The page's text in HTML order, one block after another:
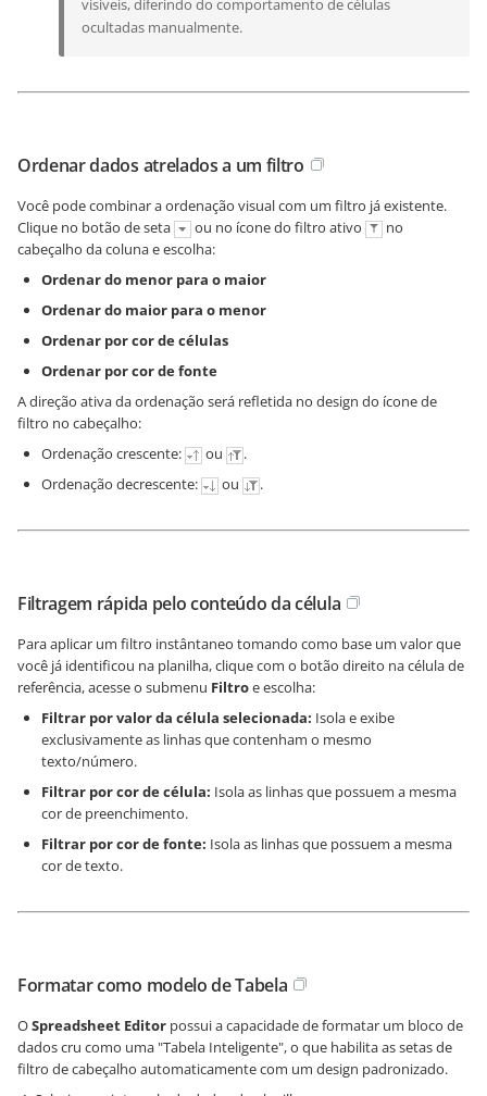
visíveis, diferindo do comportamento de células
ocultadas manualmente.
Ordenar dados atrelados a um filtro
Você pode combinar a ordenação visual com um filtro já existente.
Clique no botão de seta
ou no ícone do filtro ativo
no
cabeçalho da coluna e escolha:
Ordenar do menor para o maior
Ordenar do maior para o menor
Ordenar por cor de células
Ordenar por cor de fonte
A direção ativa da ordenação será refletida no design do ícone de
filtro no cabeçalho:
Ordenação crescente:
ou
.
Ordenação decrescente:
ou .
Filtragem rápida pelo conteúdo da célula
Para aplicar um filtro instântaneo tomando como base um valor que
você já identificou na planilha, clique com o botão direito na célula de
referência, acesse o submenu Filtroe escolha:
Filtrar por valor da célula selecionada: Isola e exibe
exclusivamente as linhas que contenham o mesmo
texto/número.
Filtrar por cor de célula: Isola as linhas que possuem a mesma
cor de preenchimento.
Filtrar por cor de fonte: Isola as linhas que possuem a mesma
cor de texto.
Formatar como modelo de Tabela
OSpreadsheet Editor possui a capacidade de formatar um bloco de
dados cru como uma "Tabela Inteligente", o que habilita as setas de
filtro de cabeçalho automaticamente com um design padronizado.